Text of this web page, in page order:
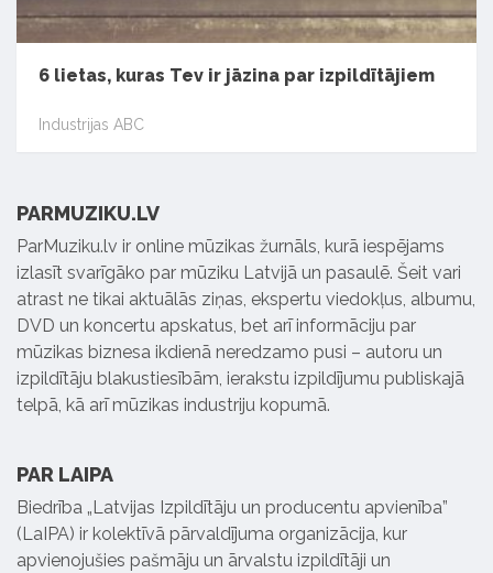
6 lietas, kuras Tev ir jāzina par izpildītājiem
Industrijas ABC
PARMUZIKU.LV
ParMuziku.lv ir online mūzikas žurnāls, kurā iespējams
izlasīt svarīgāko par mūziku Latvijā un pasaulē. Šeit vari
atrast ne tikai aktuālās ziņas, ekspertu viedokļus, albumu,
DVD un koncertu apskatus, bet arī informāciju par
mūzikas biznesa ikdienā neredzamo pusi – autoru un
izpildītāju blakustiesībām, ierakstu izpildījumu publiskajā
telpā, kā arī mūzikas industriju kopumā.
PAR LAIPA
Biedrība „Latvijas Izpildītāju un producentu apvienība”
(LaIPA) ir kolektīvā pārvaldījuma organizācija, kur
apvienojušies pašmāju un ārvalstu izpildītāji un